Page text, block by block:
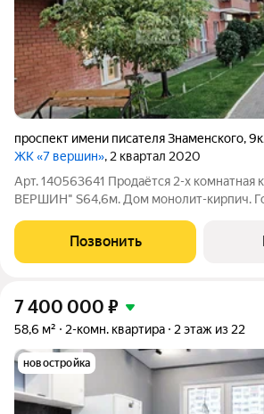
проспект имени писателя Знаменского,
ЖК «7 вершин», 2 квартал 2020
Арт. 140563641 Продаётся 2-х комнатная
ВЕРШИН" S64,6м. Дом монолит-кирпич.
"Николаевский бульвар", школы, детские
Пятерочки, Магниты, рынок,
Позвонить
7 400 000 ₽
58,6 м² 2-комн. квартира 2 этаж из 22
новостройка